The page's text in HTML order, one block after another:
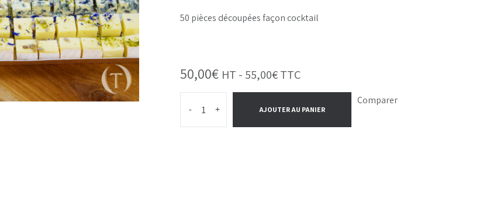
50 pièces découpées façon cocktail
50,00€ HT - 55,00€TTC
- + AJOUTER AU PANIER
Comparer